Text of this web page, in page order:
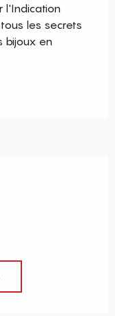
l'Indication
les secrets
bijoux en